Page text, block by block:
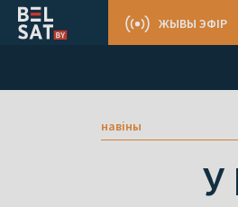
ЖЫВЫ ЭФІР
навіны
У